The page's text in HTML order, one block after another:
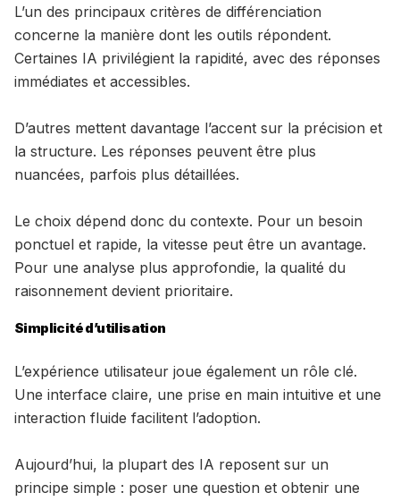
L’un des principaux critères de différenciation
concerne la manière dont les outils répondent.
Certaines IA privilégient la rapidité, avec des réponses
immédiates et accessibles.
D’autres mettent davantage l’accent sur la précision et
la structure. Les réponses peuvent être plus
nuancées, parfois plus détaillées.
Le choix dépend donc du contexte. Pour un besoin
ponctuel et rapide, la vitesse peut être un avantage.
Pour une analyse plus approfondie, la qualité du
raisonnement devient prioritaire.
Simplicité d’utilisation
L’expérience utilisateur joue également un rôle clé.
Une interface claire, une prise en main intuitive et une
interaction fluide facilitent l’adoption.
Aujourd’hui, la plupart des IA reposent sur un
principe simple : poser une question et obtenir une